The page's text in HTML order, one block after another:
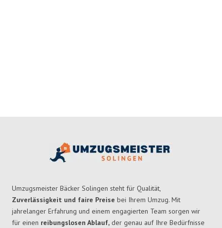
Umzugsmeister Bäcker Solingen steht für Qualität,
Zuverlässigkeit und faire Preise bei Ihrem Umzug. Mit
jahrelanger Erfahrung und einem engagierten Team sorgen wir
für einen reibungslosen Ablauf, der genau auf Ihre Bedürfnisse